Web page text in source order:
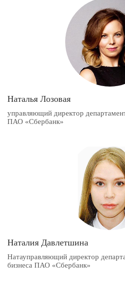
Наталья Лозовая
управляющий директор
ПАО «Сбербанк»
Наталия Давлетшина
Натауправляющий директор
бизнеса ПАО «Сбербанк»